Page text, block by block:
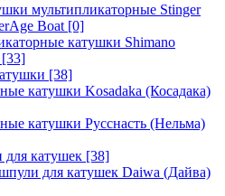
мультипликаторные Stinger
Boat [0]
катушки Shimano
[33]
[38]
катушки Kosadaka (Косадака)
катушки Русснасть (Нельма)
катушек [38]
для катушек Daiwa (Дайва)